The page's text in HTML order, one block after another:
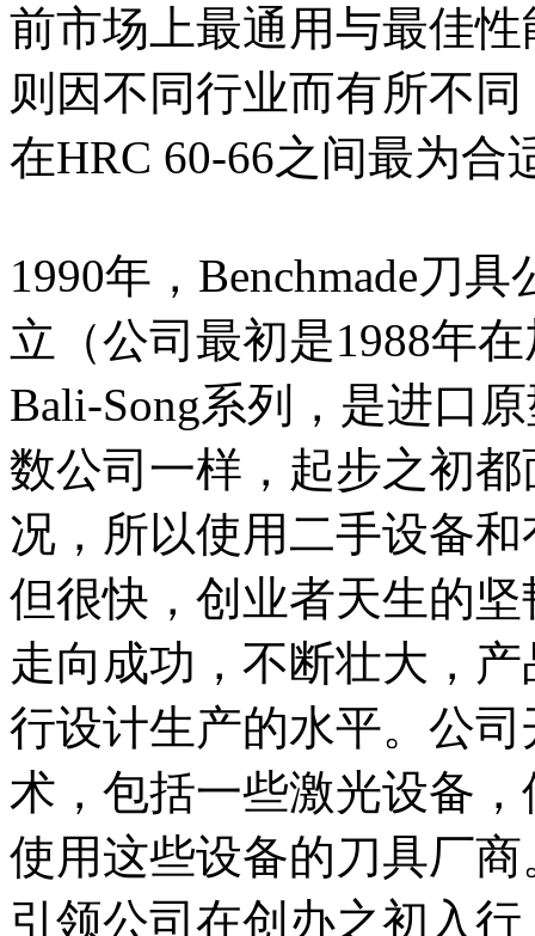
前市场上最通用与最佳
则因不同行业而有所不
在HRC 60-66之间最为合
1990年，Benchmade刀
立（公司最初是1988年
Bali-Song系列，是进口
数公司一样，起步之初
况，所以使用二手设备
但很快，创业者天生的坚
走向成功，不断壮大，
行设计生产的水平。公
术，包括一些激光设备，
使用这些设备的刀具厂
引领公司在创办之初入